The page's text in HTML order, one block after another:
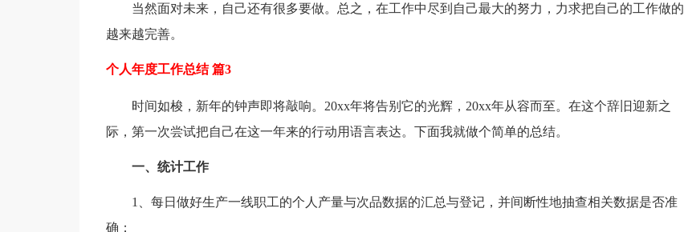
当然面对未来，自己还有很多要做。总之，在工作中尽到自己最大的努力，力求把自己的工作做的
越来越完善。
个人年度工作总结 篇3
时间如梭，新年的钟声即将敲响。20xx年将告别它的光辉，20xx年从容而至。在这个辞旧迎新之
际，第一次尝试把自己在这一年来的行动用语言表达。下面我就做个简单的总结。
一、统计工作
1、每日做好生产一线职工的个人产量与次品数据的汇总与登记，并间断性地抽查相关数据是否准
确；